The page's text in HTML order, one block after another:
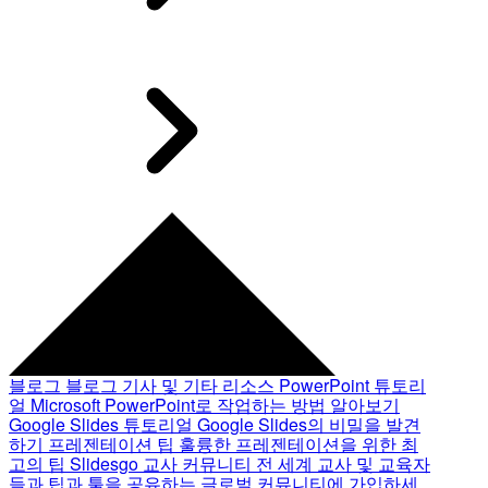
블로그 블로그 기사 및 기타 리소스 PowerPoint 튜토리
얼 Microsoft PowerPoint로 작업하는 방법 알아보기
Google Slides 튜토리얼 Google Slides의 비밀을 발견
하기 프레젠테이션 팁 훌륭한 프레젠테이션을 위한 최
고의 팁 Slidesgo 교사 커뮤니티 전 세계 교사 및 교육자